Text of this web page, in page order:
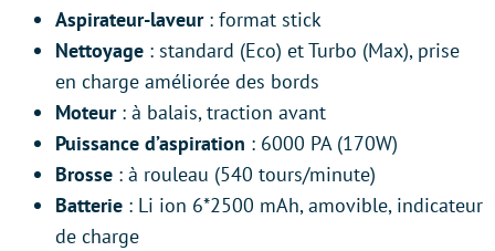
Aspirateur-laveur : format stick
Nettoyage : standard (Eco) et Turbo (Max), prise
en charge améliorée des bords
Moteur: à balais, traction avant
Puissance d’aspiration : 6000 PA (170W)
Brosse : à rouleau (540 tours/minute)
Batterie : Li ion 6*2500 mAh, amovible, indicateur
de charge